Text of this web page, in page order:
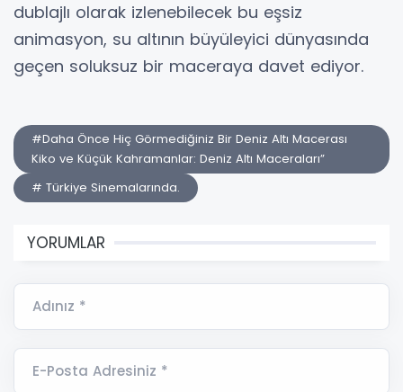
dublajlı olarak izlenebilecek bu eşsiz
animasyon, su altının büyüleyici dünyasında
geçen soluksuz bir maceraya davet ediyor.
#Daha Önce Hiç Görmediğiniz Bir Deniz Altı Macerası
Kiko ve Küçük Kahramanlar: Deniz Altı Maceraları”
# Türkiye Sinemalarında.
YORUMLAR
Adınız *
E-Posta Adresiniz *